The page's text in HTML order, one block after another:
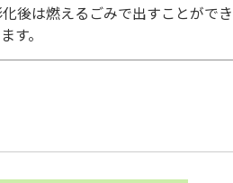
後は燃えるごみで出すことができ
す。